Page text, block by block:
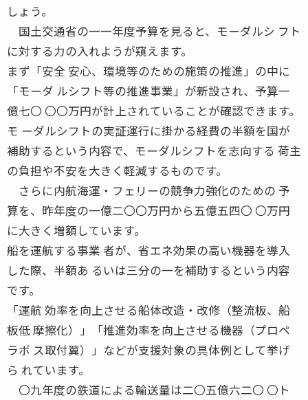
しょう。
国土交通省の一一年度予算を見ると、モーダルシ フト
に対する力の入れようが窺えます。
まず「安全 安心、環境等のための施策の推進」の中に
「モーダ ルシフト等の推進事業」が新設され、予算一
億七〇 〇〇万円が計上されていることが確認できます。
モ ーダルシフトの実証運行に掛かる経費の半額を国が
補助するという内容で、モーダルシフトを志向する 荷主
の負担や不安を大きく軽減するものです。
さらに内航海運・フェリーの競争力強化のための 予
算を、昨年度の一億二〇〇万円から五億五四〇 〇万円
に大きく増額しています。
船を運航する事業 者が、省エネ効果の高い機器を導入
した際、半額あ るいは三分の一を補助するという内容
です。
「運航 効率を向上させる船体改造・改修（整流板、船
板低 摩擦化）」「推進効率を向上させる機器（プロペ
ラボ ス取付翼）」などが支援対象の具体例として挙げ
ら れています。
〇九年度の鉄道による輸送量は二〇五億六二〇 〇ト